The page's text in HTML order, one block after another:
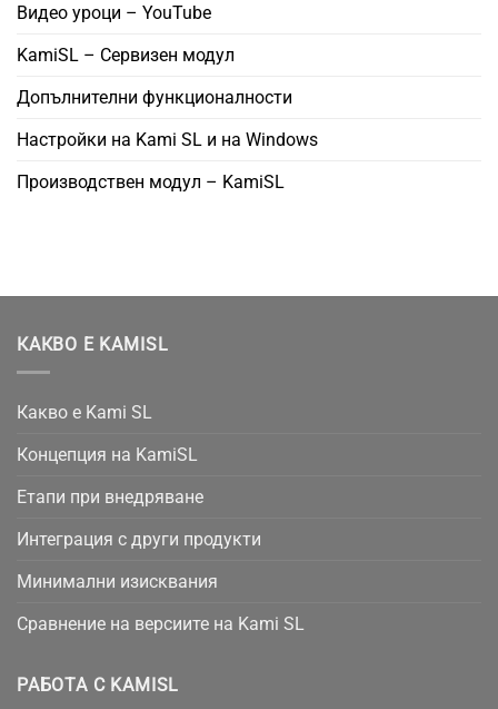
Видео уроци – YouTube
KamiSL – Сервизен модул
Допълнителни функционалности
Настройки на Kami SL и на Windows
Производствен модул – KamiSL
КАКВО Е KAMISL
Какво е Kami SL
Концепция на KamiSL
Етапи при внедряване
Интеграция с други продукти
Минимални изисквания
Сравнение на версиите на Kami SL
РАБОТА С KAMISL